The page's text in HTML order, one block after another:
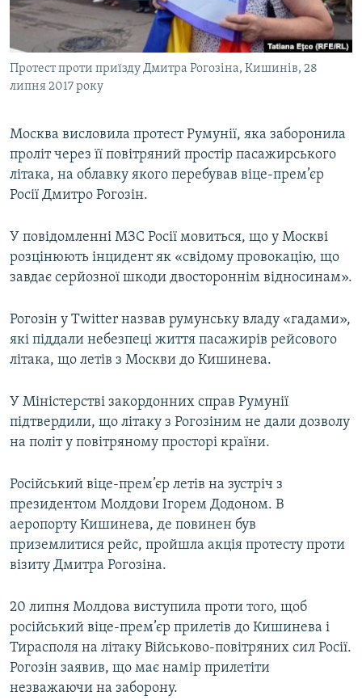
ВІДЕОУРОКИ «ELIFBE»
СВІДЧЕННЯ ОКУПАЦІЇ
УКРАЇНСЬКА ПРОБЛЕМА КРИМУ
Русский
Qırımtatar
Усі сайти RFE/RL
Протест проти приїзду Дмитра Рогозіна, Кишинів, 28
липня 2017 року
Москва висловила протест Румунії, яка заборонила
проліт через її повітряний простір пасажирського
літака, на облавку якого перебував віце-прем’єр
Росії Дмитро Рогозін.
У повідомленні МЗС Росії мовиться, що у Москві
розцінюють інцидент як «свідому провокацію, що
завдає серйозної шкоди двостороннім відносинам».
Рогозін у Twitter назвав румунську владу «гадами»,
які піддали небезпеці життя пасажирів рейсового
літака, що летів з Москви до Кишинева.
У Міністерстві закордонних справ Румунії
підтвердили, що літаку з Рогозіним не дали дозволу
на політ у повітряному просторі країни.
Російський віце-прем’єр летів на зустріч з
президентом Молдови Ігорем Додоном. В
аеропорту Кишинева, де повинен був
приземлитися рейс, пройшла акція протесту проти
візиту Дмитра Рогозіна.
20 липня Молдова виступила проти того, щоб
російський віце-прем’єр прилетів до Кишинева і
Тирасполя на літаку Військово-повітряних сил Росії.
Рогозін заявив, що має намір прилетіти
незважаючи на заборону.